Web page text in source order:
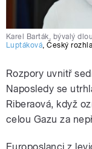
Karel Barták, bývalý
Luptáková,Český
Rozpory uvnitř
Naposledy se
Riberaová, když
celou Gazu za